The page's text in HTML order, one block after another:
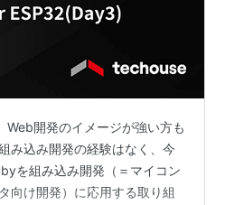
Web開発のイメージが強い方も
み込み開発の経験はなく、今
を組み込み開発（＝マイコン
向け開発）に応用する取り組